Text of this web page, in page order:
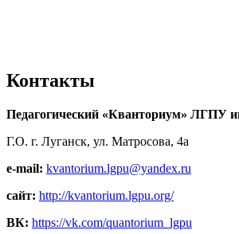
Контакты
Педагогический «Кванториум» ЛГПУ
Г.О. г. Луганск, ул. Матросова, 4а
e-mail: kvantorium.lgpu@yandex.ru
сайт: http://kvantorium.lgpu.org/
ВК: https://vk.com/quantorium_lgpu